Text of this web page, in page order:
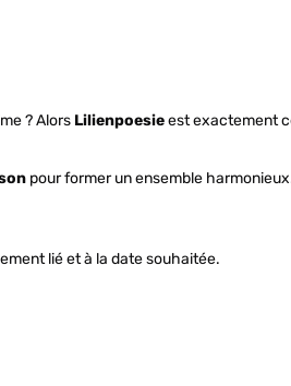
? Alors Lilienpoesieest exactement
pour former un ensemble
lié et à la date souhaitée.